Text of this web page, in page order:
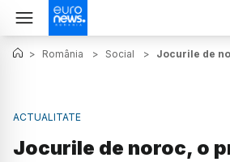
> România > Social > Jocurile de
ACTUALITATE
Jocurile de noroc, o